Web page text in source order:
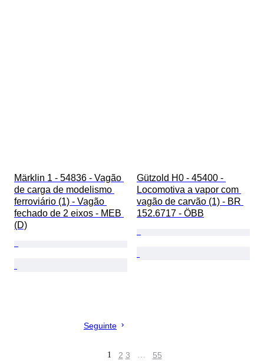
Märklin 1 - 54836 - Vagão
de carga de modelismo
ferroviário (1) - Vagão
fechado de 2 eixos - MEB
(D)
Gützold H0 - 45400 -
Locomotiva a vapor com
vagão de carvão (1) - BR
152.6717 - ÖBB
Seguinte
1 2 3 … 55